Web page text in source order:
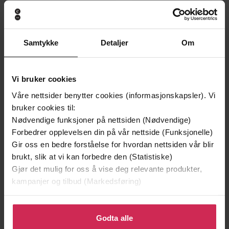
Samtykke Detaljer Om
Vi bruker cookies
Våre nettsider benytter cookies (informasjonskapsler). Vi
bruker cookies til:
Nødvendige funksjoner på nettsiden (Nødvendige)
Forbedrer opplevelsen din på vår nettside (Funksjonelle)
Gir oss en bedre forståelse for hvordan nettsiden vår blir
brukt, slik at vi kan forbedre den (Statistiske)
Gjør det mulig for oss å vise deg relevante produkter,
kampanjer og tilbud (Markedsføring)
Klikk på «Godta alle» for å gi oss ditt samtykke til å
bruke cookies for alle disse formålene. Du kan også
Godta alle
149,-
Jenta som ble igjen
Jojo Moyes
EBOK
199,-
Tante Ulrikkes vei
Zeshan Shakar